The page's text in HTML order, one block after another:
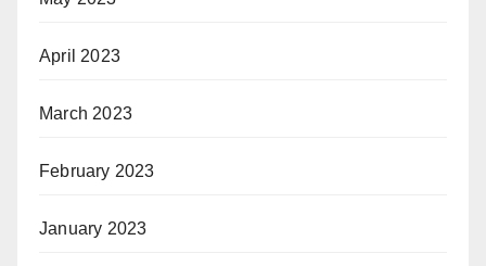
April 2023
March 2023
February 2023
January 2023